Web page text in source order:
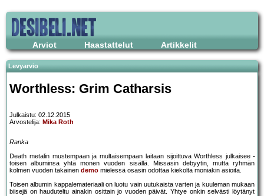
Arviot Haastattelut Artikkelit
Levyarvio
Worthless: Grim Catharsis
Julkaistu: 02.12.2015
Arvostelija: Mika Roth
Ranka
Death metalin mustempaan ja multaisempaan laitaan sijoittuva Worthless julkaisee
toisen albuminsa yhtä monen vuoden sisällä. Missasin debyytin, mutta ryhmän
kolmen vuoden takainen demo mielessä osasin odottaa kiekolta moniakin asioita.
Toisen albumin kappalemateriaali on luotu vain uutukaista varten ja kuuleman mukaan
biisejä on hauduteltu ainakin osittain jo vuoden päivät. Yhtye onkin selvästi löytänyt